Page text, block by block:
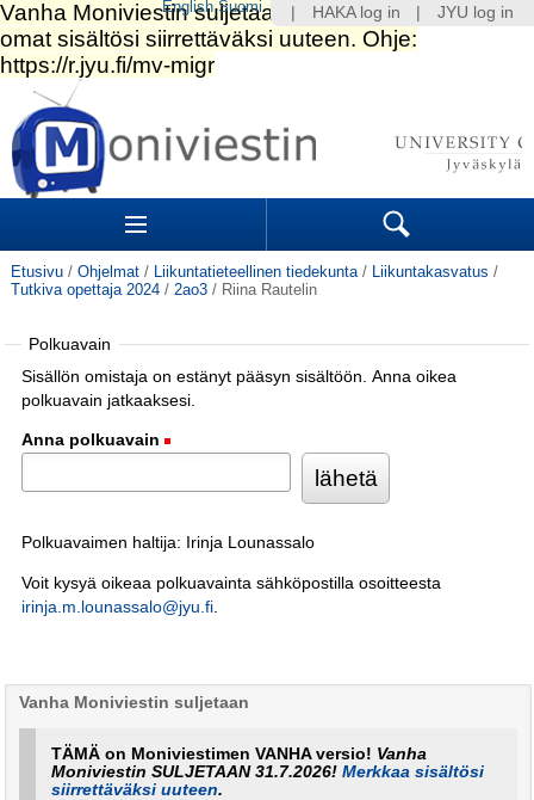
Siirry
sisältöön.
|
Siirry
navigointiin
Sections Search
Etusivu / Ohjelmat / Liikuntatieteellinen tiedekunta / Liikuntakasvatus /
Tutkiva opettaja 2024 / 2ao3 / Riina Rautelin
Polkuavain
Sisällön omistaja on estänyt pääsyn sisältöön. Anna oikea
polkuavain jatkaaksesi.
Anna polkuavain
Polkuavaimen haltija: Irinja Lounassalo
Voit kysyä oikeaa polkuavainta sähköpostilla osoitteesta
irinja.m.lounassalo@jyu.fi.
Vanha Moniviestin suljetaan
TÄMÄ on Moniviestimen VANHA versio! Vanha
Moniviestin SULJETAAN 31.7.2026!Merkkaa sisältösi
siirrettäväksi uuteen.
HAKA log in JYU log in
English Suomi